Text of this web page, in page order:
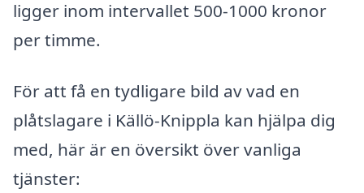
ligger inom intervallet 500-1000 kronor
per timme.
För att få en tydligare bild av vad en
plåtslagare i Källö-Knippla kan hjälpa dig
med, här är en översikt över vanliga
tjänster: